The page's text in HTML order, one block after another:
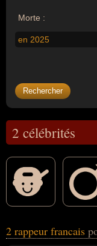
Morte :
en 2025
2 célébrités
peuvent avoir des liens
2 rappeur francais